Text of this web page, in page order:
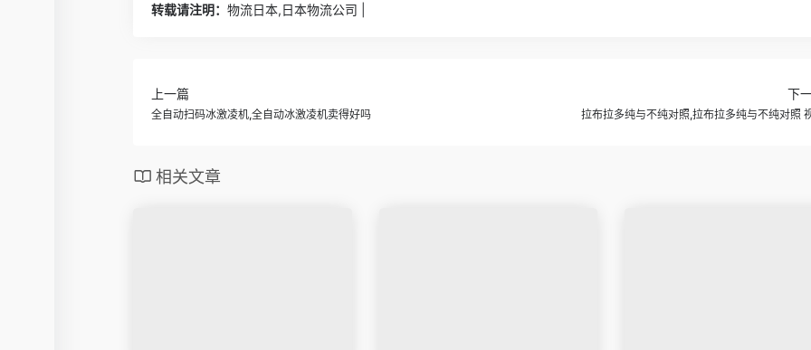
转载请注明： 物流日本,日本物流公司 |
上一篇
全自动扫码冰激凌机,全自动冰激凌机卖得好吗
下
拉布拉多纯与不纯对照,拉布拉多纯与不纯对照
相关文章